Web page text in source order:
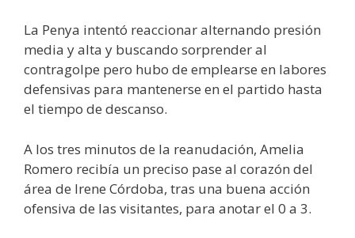
La Penya intentó reaccionar alternando presión
media y alta y buscando sorprender al
contragolpe pero hubo de emplearse en labores
defensivas para mantenerse en el partido hasta
el tiempo de descanso.
A los tres minutos de la reanudación, Amelia
Romero recibía un preciso pase al corazón del
área de Irene Córdoba, tras una buena acción
ofensiva de las visitantes, para anotar el 0 a 3.